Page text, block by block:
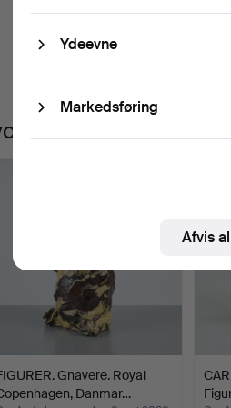
arkiv, der
Gnavere. Royal
Danmar…
Ydeevne
Markedsføring
Afvis